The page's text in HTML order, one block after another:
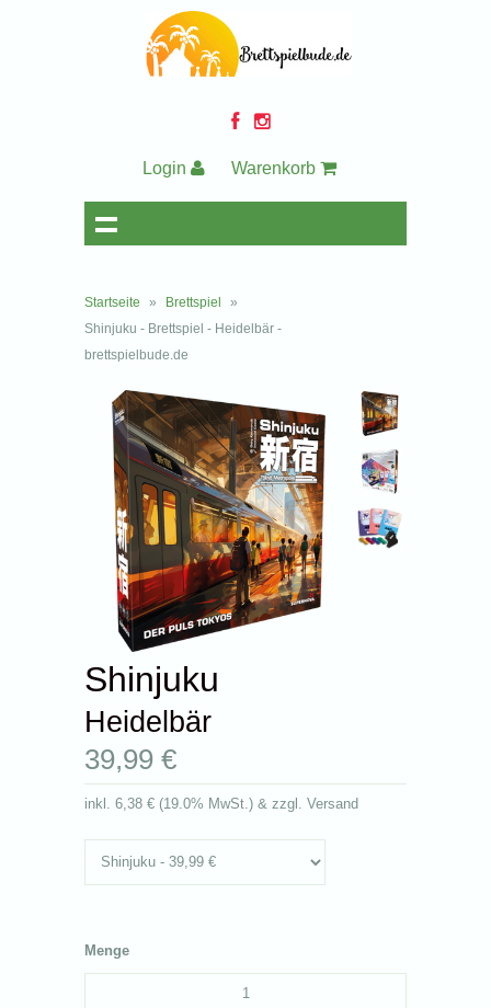
Login Warenkorb
Startseite » Brettspiel
»
Shinjuku - Brettspiel - Heidelbär -
brettspielbude.de
Shinjuku
Heidelbär
39,99 €
inkl.6,38 € (19.0% MwSt.) & zzgl. Versand
Menge